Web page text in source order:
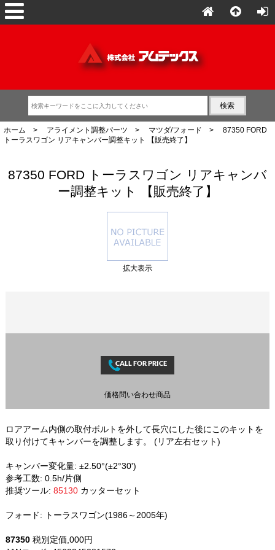
ホーム > アライメント調整パーツ > マツダ/フォード > 87350 FORD
トーラスワゴン リアキャンバー調整キット 【販売終了】
87350 FORD トーラスワゴン リアキャンバ
ー調整キット 【販売終了】
拡大表示
価格問い合わせ商品
ロアアーム内側の取付ボルトを外して長穴にした後にこのキットを
取り付けてキャンバーを調整します。 (リア左右セット)
キャンバー変化量: ±2.50°(±2°30')
参考工数: 0.5h/片側
推奨ツール:85130 カッターセット
フォード: トーラスワゴン(1986～2005年)
87350 税別定価,000円